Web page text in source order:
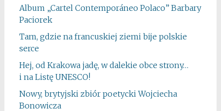
Album „Cartel Contemporáneo Polaco” Barbary
Paciorek
Tam, gdzie na francuskiej ziemi bije polskie
serce
Hej, od Krakowa jadę, w dalekie obce strony…
i na Listę UNESCO!
Nowy, brytyjski zbiór poetycki Wojciecha
Bonowicza